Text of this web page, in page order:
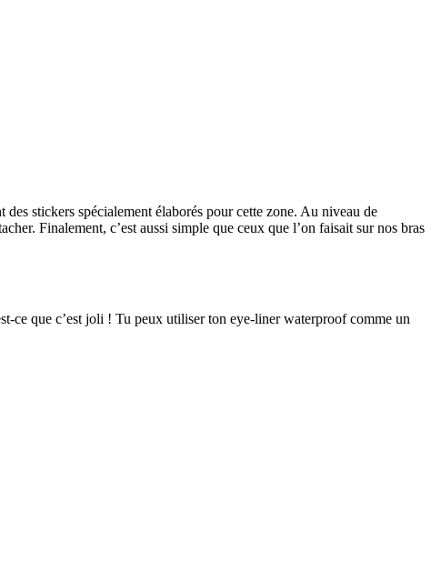
stickers spécialement élaborés pour cette zone. Au niveau de
Finalement, c’est aussi simple que ceux que l’on faisait sur nos bras
ce que c’est joli ! Tu peux utiliser ton eye-liner waterproof comme un